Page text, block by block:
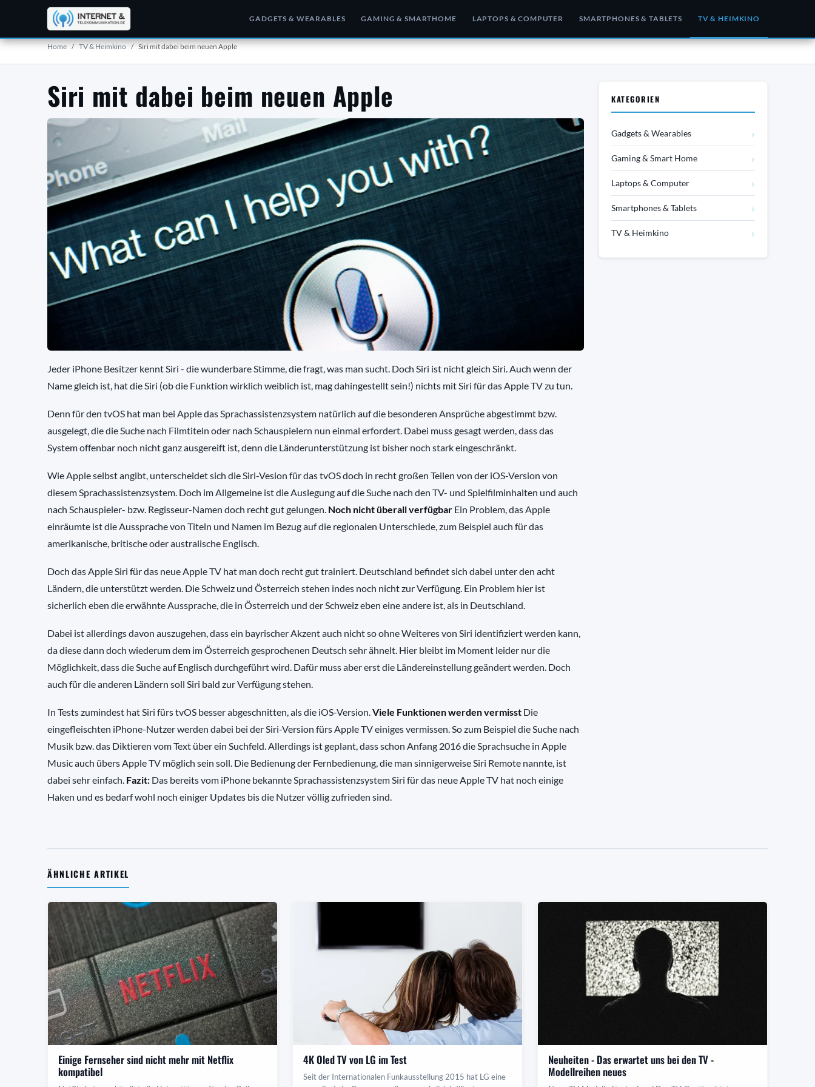
GADGETS & WEARABLES GAMING & SMARTHOME LAPTOPS & COMPUTER SMARTPHONES & TABLETS TV & HEIMKINO
Home TV & Heimkino Siri mit dabei beim neuen Apple
Siri mit dabei beim neuen Apple
Jeder iPhone Besitzer kennt Siri - die wunderbare Stimme, die fragt, was man sucht. Doch Siri ist nicht gleich Siri. Auch wenn der
Name gleich ist, hat die Siri (ob die Funktion wirklich weiblich ist, mag dahingestellt sein!) nichts mit Siri für das Apple TV zu tun.
Denn für den tvOS hat man bei Apple das Sprachassistenzsystem natürlich auf die besonderen Ansprüche abgestimmt bzw.
ausgelegt, die die Suche nach Filmtiteln oder nach Schauspielern nun einmal erfordert. Dabei muss gesagt werden, dass das
System offenbar noch nicht ganz ausgereift ist, denn die Länderunterstützung ist bisher noch stark eingeschränkt.
Wie Apple selbst angibt, unterscheidet sich die Siri-Vesion für das tvOS doch in recht großen Teilen von der iOS-Version von
diesem Sprachassistenzsystem. Doch im Allgemeine ist die Auslegung auf die Suche nach den TV- und Spielfilminhalten und auch
nach Schauspieler- bzw. Regisseur-Namen doch recht gut gelungen. Noch nicht überall verfügbar Ein Problem, das Apple
einräumte ist die Aussprache von Titeln und Namen im Bezug auf die regionalen Unterschiede, zum Beispiel auch für das
amerikanische, britische oder australische Englisch.
Doch das Apple Siri für das neue Apple TV hat man doch recht gut trainiert. Deutschland befindet sich dabei unter den acht
Ländern, die unterstützt werden. Die Schweiz und Österreich stehen indes noch nicht zur Verfügung. Ein Problem hier ist
sicherlich eben die erwähnte Aussprache, die in Österreich und der Schweiz eben eine andere ist, als in Deutschland.
Dabei ist allerdings davon auszugehen, dass ein bayrischer Akzent auch nicht so ohne Weiteres von Siri identifiziert werden kann,
da diese dann doch wiederum dem im Österreich gesprochenen Deutsch sehr ähnelt. Hier bleibt im Moment leider nur die
Möglichkeit, dass die Suche auf Englisch durchgeführt wird. Dafür muss aber erst die Ländereinstellung geändert werden. Doch
auch für die anderen Ländern soll Siri bald zur Verfügung stehen.
In Tests zumindest hat Siri fürs tvOS besser abgeschnitten, als die iOS-Version.Viele Funktionen werden vermisst Die
eingefleischten iPhone-Nutzer werden dabei bei der Siri-Version fürs Apple TV einiges vermissen. So zum Beispiel die Suche nach
Musik bzw. das Diktieren vom Text über ein Suchfeld. Allerdings ist geplant, dass schon Anfang 2016 die Sprachsuche in Apple
Music auch übers Apple TV möglich sein soll. Die Bedienung der Fernbedienung, die man sinnigerweise Siri Remote nannte, ist
dabei sehr einfach. Fazit: Das bereits vom iPhone bekannte Sprachassistenzsystem Siri für das neue Apple TV hat noch einige
Haken und es bedarf wohl noch einiger Updates bis die Nutzer völlig zufrieden sind.
KATEGORIEN
Gadgets & Wearables ›
Gaming & Smart Home ›
Laptops & Computer ›
Smartphones & Tablets ›
TV & Heimkino ›
ÄHNLICHE ARTIKEL
Einige Fernseher sind nicht mehr mit Netflix
kompatibel
4K Oled TV von LG im Test
Seit der Internationalen Funkausstellung 2015 hat LG eine
Neuheiten - Das erwartet uns bei den TV -
Modellreihen neues